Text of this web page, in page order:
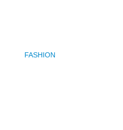
FASHION